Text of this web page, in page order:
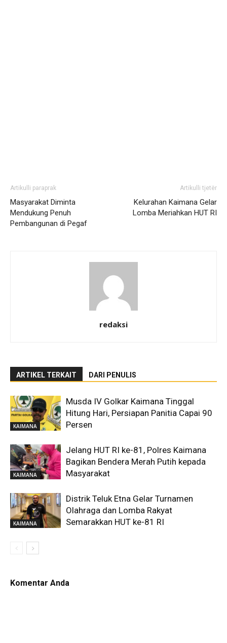
Artikulli paraprak
Masyarakat Diminta
Mendukung Penuh
Pembangunan di Pegaf
Artikulli tjetër
Kelurahan Kaimana Gelar
Lomba Meriahkan HUT RI
redaksi
ARTIKEL TERKAIT DARI PENULIS
KAIMANA
Musda IV Golkar Kaimana Tinggal
Hitung Hari, Persiapan Panitia Capai 90
Persen
KAIMANA
Jelang HUT RI ke-81, Polres Kaimana
Bagikan Bendera Merah Putih kepada
Masyarakat
KAIMANA
Distrik Teluk Etna Gelar Turnamen
Olahraga dan Lomba Rakyat
Semarakkan HUT ke-81 RI
Komentar Anda